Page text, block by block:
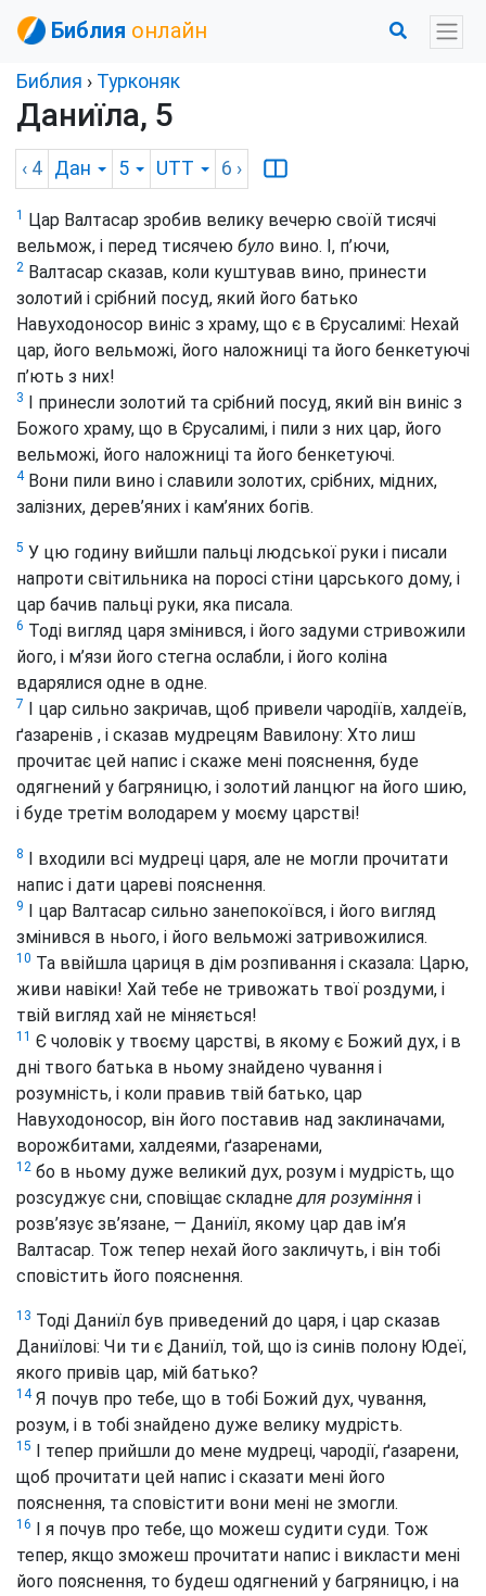
Библия онлайн
Библия › Турконяк
Даниїла, 5
‹ 4 Дан 5 UTT 6 ›
1
Цар Валтасар зробив велику вечерю своїй тисячі
вельмож, і перед тисячею було вино. І, п’ючи,
2 Валтасар сказав, коли куштував вино, принести
золотий і срібний посуд, який його батько
Навуходоносор виніс з храму, що є в Єрусалимі: Нехай
цар, його вельможі, його наложниці та його бенкетуючі
п’ють з них!
3
І принесли золотий та срібний посуд, який він виніс з
Божого храму, що в Єрусалимі, і пили з них цар, його
вельможі, його наложниці та його бенкетуючі.
4Вони пили вино і славили золотих, срібних, мідних,
залізних, дерев’яних і кам’яних богів.
5 У цю годину вийшли пальці людської руки і писали
напроти світильника на поросі стіни царського дому, і
цар бачив пальці руки, яка писала.
6 Тоді вигляд царя змінився, і його задуми стривожили
його, і м’язи його стегна ослабли, і його коліна
вдарялися одне в одне.
7 І цар сильно закричав, щоб привели чародіїв, халдеїв,
ґазаренів , і сказав мудрецям Вавилону: Хто лиш
прочитає цей напис і скаже мені пояснення, буде
одягнений у багряницю, і золотий ланцюг на його шию,
і буде третім володарем у моєму царстві!
8 І входили всі мудреці царя, але не могли прочитати
напис і дати цареві пояснення.
9 І цар Валтасар сильно занепокоївся, і його вигляд
змінився в нього, і його вельможі затривожилися.
10 Та ввійшла цариця в дім розпивання і сказала: Царю,
живи навіки! Хай тебе не тривожать твої роздуми, і
твій вигляд хай не міняється!
11 Є чоловік у твоєму царстві, в якому є Божий дух, і в
дні твого батька в ньому знайдено чування і
розумність, і коли правив твій батько, цар
Навуходоносор, він його поставив над заклиначами,
ворожбитами, халдеями, ґазаренами,
12 бо в ньому дуже великий дух, розум і мудрість, що
розсуджує сни, сповіщає складне для розуміння і
розв’язує зв’язане, — Даниїл, якому цар дав ім’я
Валтасар. Тож тепер нехай його закличуть, і він тобі
сповістить його пояснення.
13 Тоді Даниїл був приведений до царя, і цар сказав
Даниїлові: Чи ти є Даниїл, той, що із синів полону Юдеї,
якого привів цар, мій батько?
14Я почув про тебе, що в тобі Божий дух, чування,
розум, і в тобі знайдено дуже велику мудрість.
15 І тепер прийшли до мене мудреці, чародії, ґазарени,
щоб прочитати цей напис і сказати мені його
пояснення, та сповістити вони мені не змогли.
16 І я почув про тебе, що можеш судити суди. Тож
тепер, якщо зможеш прочитати напис і викласти мені
його пояснення, то будеш одягнений у багряницю, і на